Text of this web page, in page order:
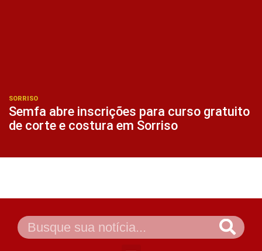
SORRISO
Semfa abre inscrições para curso gratuito
de corte e costura em Sorriso